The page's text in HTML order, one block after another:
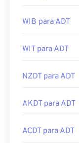
WIB para ADT
WIT para ADT
NZDT para ADT
AKDT para ADT
ACDT para ADT